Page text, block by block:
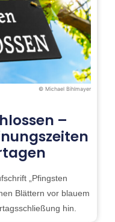
© Michael Bihlmayer
–
„Pfingsten
Blättern vor blauem
hin.